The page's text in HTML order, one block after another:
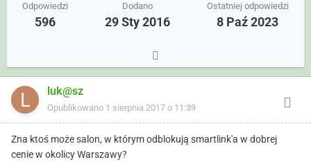
Odpowiedzi
596
Dodano
29 Sty 2016
Ostatniej odpowiedzi
8 Paź 2023
luk@sz
Opublikowano 1 sierpnia 2017 o 11:39
Zna ktoś może salon, w którym odblokują smartlink'a w dobrej
cenie w okolicy Warszawy?